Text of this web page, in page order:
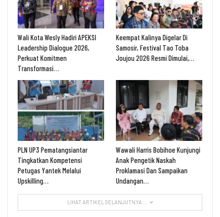
Wali Kota Wesly Hadiri APEKSI
Leadership Dialogue 2026,
Perkuat Komitmen
Transformasi…
Keempat Kalinya Digelar Di
Samosir, Festival Tao Toba
Joujou 2026 Resmi Dimulai,…
PLN UP3 Pematangsiantar
Tingkatkan Kompetensi
Petugas Yantek Melalui
Upskilling…
Wawali Harris Bobihoe Kunjungi
Anak Pengetik Naskah
Proklamasi Dan Sampaikan
Undangan…
LIHAT ARTIKEL SELANJUTNYA ...